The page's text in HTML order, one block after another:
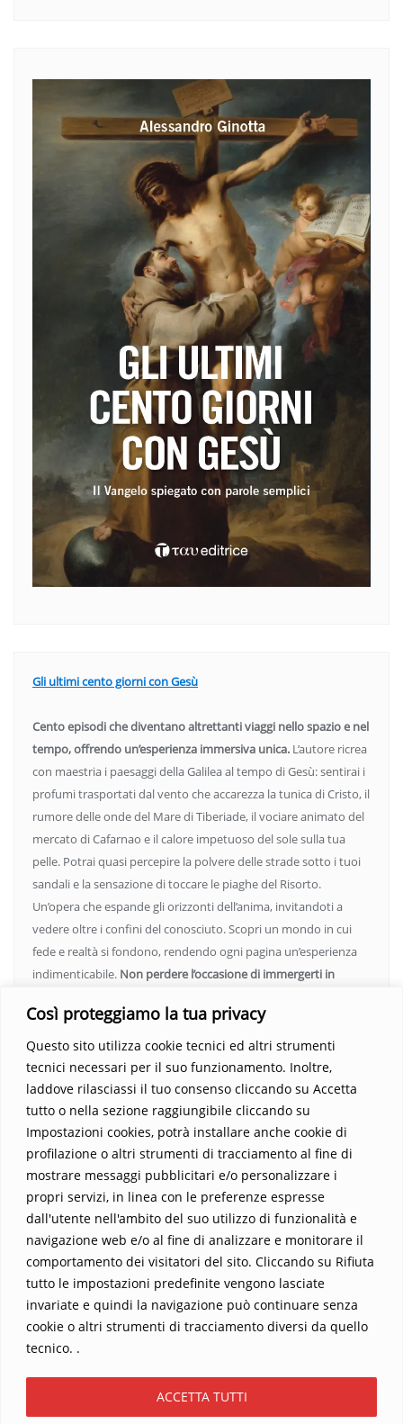
Così proteggiamo la tua privacy
Questo sito utilizza cookie tecnici ed altri strumenti
tecnici necessari per il suo funzionamento. Inoltre,
laddove rilasciassi il tuo consenso cliccando su Accetta
tutto o nella sezione raggiungibile cliccando su
Impostazioni cookies, potrà installare anche cookie di
profilazione o altri strumenti di tracciamento al fine di
mostrare messaggi pubblicitari e/o personalizzare i
propri servizi, in linea con le preferenze espresse
dall'utente nell'ambito del suo utilizzo di funzionalità e
navigazione web e/o al fine di analizzare e monitorare il
comportamento dei visitatori del sito. Cliccando su Rifiuta
tutto le impostazioni predefinite vengono lasciate
invariate e quindi la navigazione può continuare senza
cookie o altri strumenti di tracciamento diversi da quello
tecnico. .
ACCETTA TUTTI
Gli ultimi cento giorni con Gesù
Cento episodi che diventano altrettanti viaggi nello spazio e nel
tempo, offrendo un’esperienza immersiva unica. L’autore ricrea
con maestria i paesaggi della Galilea al tempo di Gesù: sentirai i
profumi trasportati dal vento che accarezza la tunica di Cristo, il
rumore delle onde del Mare di Tiberiade, il vociare animato del
mercato di Cafarnao e il calore impetuoso del sole sulla tua
pelle. Potrai quasi percepire la polvere delle strade sotto i tuoi
sandali e la sensazione di toccare le piaghe del Risorto.
Un’opera che espande gli orizzonti dell’anima, invitandoti a
vedere oltre i confini del conosciuto. Scopri un mondo in cui
fede e realtà si fondono, rendendo ogni pagina un’esperienza
indimenticabile. Non perdere l’occasione di immergerti in
Parola trasformi la tua vita.
Home Contatti
Sostieni La Buona Parola – dona 5 €, 10 €, 25 €… il tuo contributo
conta
Chi sono? Alessandro Ginotta, scrittore
I viaggi dell’anima
Catechesi
Copyright ©2026 La buona Parola . All rights reserved.
WordPress &Designed by